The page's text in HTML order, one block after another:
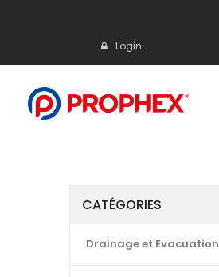
Login
CATÉGORIES
Drainage et Evacuation